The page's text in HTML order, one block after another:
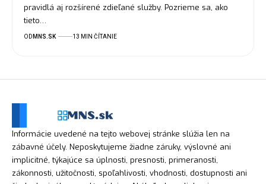
pravidlá aj rozšírené zdieľané služby. Pozrieme sa, ako
tieto…
OD MNS.SK 13 MIN ČÍTANIE
Informácie uvedené na tejto webovej stránke slúžia len na
zábavné účely. Neposkytujeme žiadne záruky, výslovné ani
implicitné, týkajúce sa úplnosti, presnosti, primeranosti,
zákonnosti, užitočnosti, spoľahlivosti, vhodnosti, dostupnosti ani